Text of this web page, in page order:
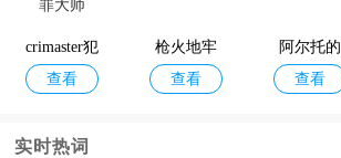
crimaster犯
罪大师
查看
枪火地牢
查看
阿尔托的
冒险
查看
实时热词